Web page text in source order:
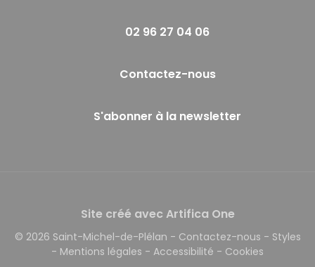
02 96 27 04 06
Contactez-nous
S'abonner à la newsletter
Site créé avec Artifica One
© 2026 Saint-Michel-de-Plélan - Contactez-nous - Styles
- Mentions légales - Accessibilité - Cookies